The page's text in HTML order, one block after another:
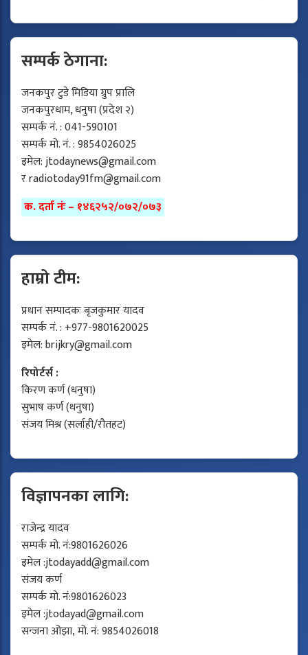
सम्पर्क ठेगाना:
जनकपुर टुडे मिडिया ग्रुप प्रालि
जनकपुरधाम, धनुषा (प्रदेश २)
सम्पर्क नं. : 041-590101
सम्पर्क मो. नं. : 9854026025
इमेल:jtodaynews@gmail.com
रradiotoday91fm@gmail.com
क. दर्ता नंः – १४६२५२/०७२/०७३
हाम्रो टीम:
प्रधान सम्पादकः बृजकुमार यादव
सम्पर्क नं. : +977-9801620025
इमेल:brijkry@gmail.com
रिपोर्टर्स :
किरण कर्ण (धनुषा)
सुभाष कर्ण (धनुषा)
संजय मिश्र (सर्लाही/रौतहट)
विज्ञापनका लागि:
राजेन्द्र यादव
सम्पर्क मो. नं:9801626026
इमेल :jtodayadd@gmail.com
संजय कर्ण
सम्पर्क मो. नं:9801626023
इमेल :jtodayad@gmail.com
सन्जना ओझा, मो. नं: 9854026018